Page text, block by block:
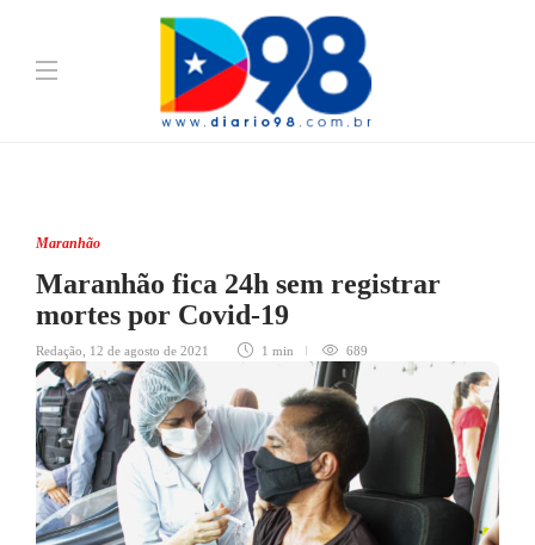
Maranhão
Maranhão fica 24h sem registrar
mortes por Covid-19
Redação 12 de agosto de 2021 1 min 689